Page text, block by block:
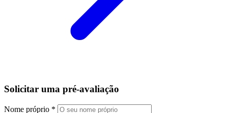
Solicitar uma pré-avaliação
Nome próprio *